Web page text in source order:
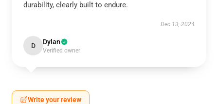
durability, clearly built to endure.
Dec 13, 2024
D Dylan
Verified owner
Write your review